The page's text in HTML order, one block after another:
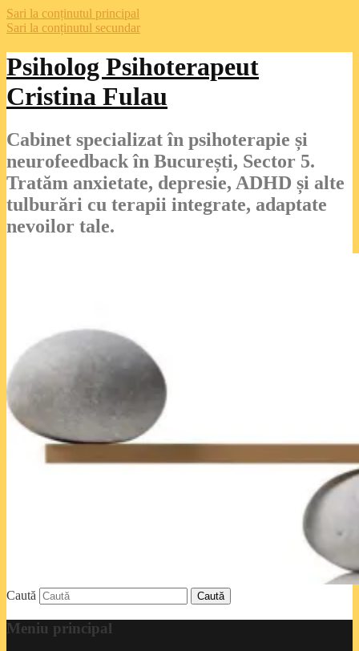
Sari la conținutul principal
Sari la conținutul secundar
Psiholog Psihoterapeut
Cristina Fulau
Cabinet specializat în psihoterapie și
neurofeedback în București, Sector 5.
Tratăm anxietate, depresie, ADHD și alte
tulburări cu terapii integrate, adaptate
nevoilor tale.
Caută
Meniu principal